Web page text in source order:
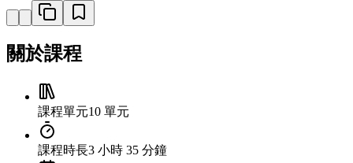
關於課程
課程單元10 單元
課程時長3 小時 35 分鐘